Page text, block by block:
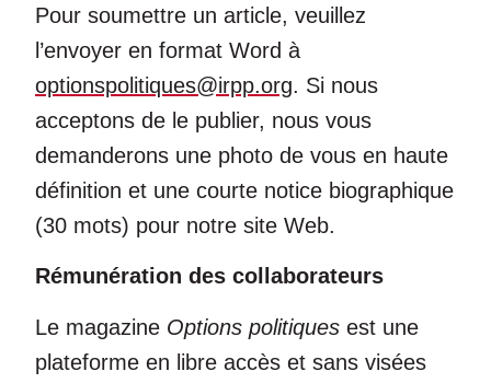
Pour soumettre un article, veuillez
l’envoyer en format Word à
optionspolitiques@irpp.org. Si nous
acceptons de le publier, nous vous
demanderons une photo de vous en haute
définition et une courte notice biographique
(30 mots) pour notre site Web.
Rémunération des collaborateurs
Le magazine Options politiques est une
plateforme en libre accès et sans visées